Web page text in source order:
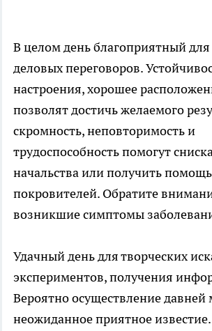
В целом день благоприятный
деловых переговоров.
настроения, хорошее
позволят достичь желаемого
скромность, неповторимость и
трудоспособность помогут
начальства или получить
покровителей. Обратите
возникшие симптомы
Удачный день для творческих
экспериментов, получения
Вероятно осуществление
неожиданное приятное